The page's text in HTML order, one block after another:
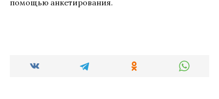
помощью анкетирования.